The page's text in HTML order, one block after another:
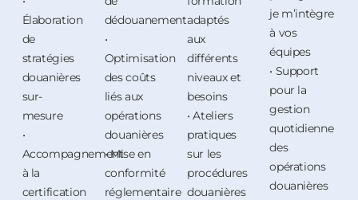
Élaboration
de
stratégies
douanières
sur-
mesure
•
Accompagnement
à la
certification
dédouanement
•
Optimisation
des coûts
liés aux
opérations
douanières
• Mise en
conformité
réglementaire
adaptés
aux
différents
niveaux et
besoins
• Ateliers
pratiques
sur les
procédures
douanières
je m’intègre
à vos
équipes
• Support
pour la
gestion
quotidienne
des
opérations
douanières